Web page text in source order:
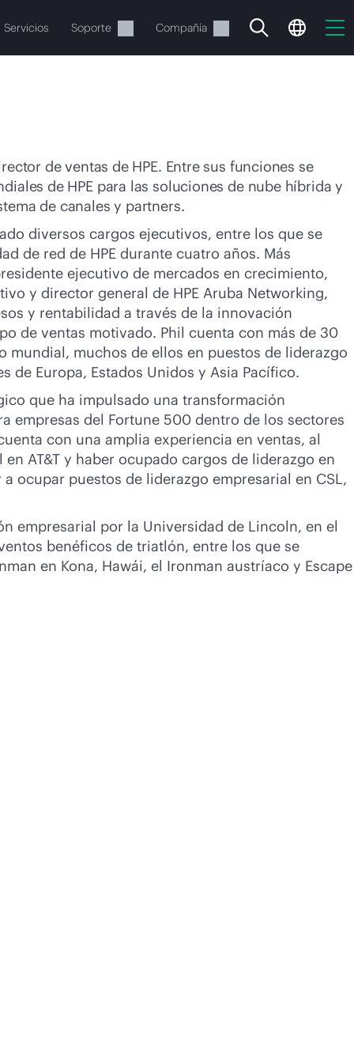
Servicios Soporte Compañía
realizar el pedido.
de ventas de HPE. Entre sus funciones se
de HPE para las soluciones de nube híbrida y
de canales y partners.
diversos cargos ejecutivos, entre los que se
de red de HPE durante cuatro años. Más
ejecutivo de mercados en crecimiento,
y director general de HPE Aruba Networking,
y rentabilidad a través de la innovación
de ventas motivado. Phil cuenta con más de 30
muchos de ellos en puestos de liderazgo
de Europa, Estados Unidos y Asia Pacífico.
que ha impulsado una transformación
empresas del Fortune 500 dentro de los sectores
con una amplia experiencia en ventas, al
AT&T y haber ocupado cargos de liderazgo en
ocupar puestos de liderazgo empresarial en CSL,
empresarial por la Universidad de Lincoln, en el
benéficos de triatlón, entre los que se
en Kona, Hawái, el Ironman austríaco y Escape